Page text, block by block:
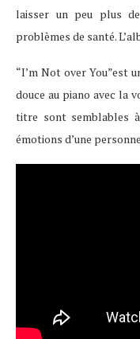
laisser un peu plus
problèmes de santé.
“I’m Not over You”est
douce au piano avec la
titre sont semblables
émotions d’une